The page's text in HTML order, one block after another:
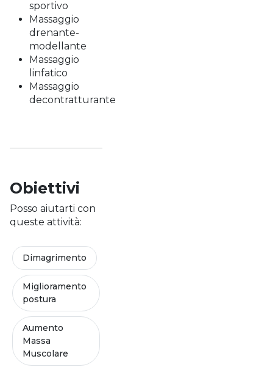
sportivo
Massaggio
drenante-
modellante
Massaggio
linfatico
Massaggio
decontratturante
Obiettivi
Posso aiutarti con
queste attività:
Dimagrimento
Miglioramento
postura
Aumento
Massa
Muscolare